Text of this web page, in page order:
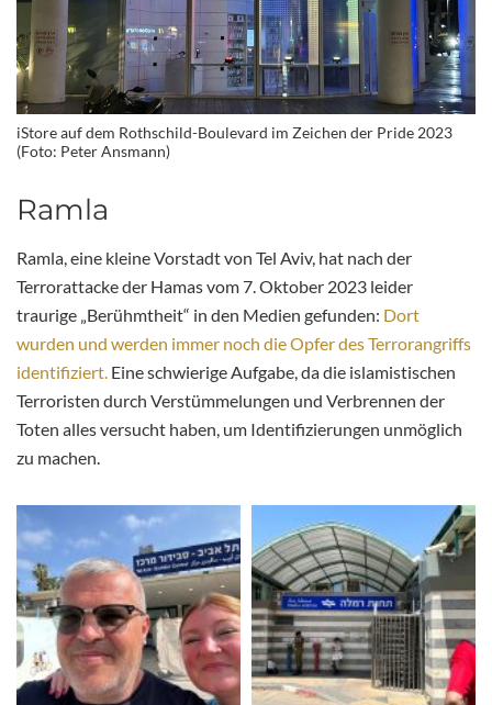
iStore auf dem Rothschild-Boulevard im Zeichen der Pride 2023
(Foto: Peter Ansmann)
Ramla
Ramla, eine kleine Vorstadt von Tel Aviv, hat nach der
Terrorattacke der Hamas vom 7. Oktober 2023 leider
traurige „Berühmtheit“ in den Medien gefunden: Dort
wurden und werden immer noch die Opfer des Terrorangriffs
identifiziert. Eine schwierige Aufgabe, da die islamistischen
Terroristen durch Verstümmelungen und Verbrennen der
Toten alles versucht haben, um Identifizierungen unmöglich
zu machen.